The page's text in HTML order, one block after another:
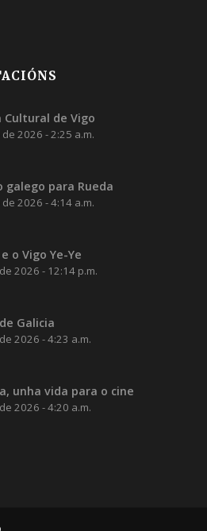
Cultural de Vigo
2026 - 2:25 a.m.
galego para Rueda
2026 - 4:14 a.m.
o Vigo Ye-Ye
2026 - 12:14 p.m.
Galicia
2026 - 4:23 a.m.
unha vida para o cine
2026 - 4:20 a.m.